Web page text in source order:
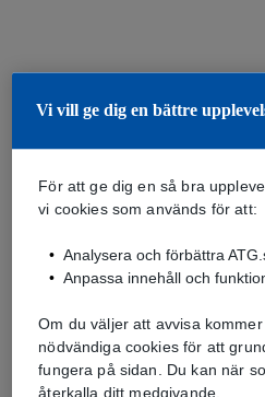
Vi vill ge dig en bättre
För att ge dig en så bra
vi cookies som används för att:
Analysera och förbättra
Anpassa innehåll och
Om du väljer att avvisa
nödvändiga cookies för att
fungera på sidan. Du kan när
återkalla ditt medgivande.